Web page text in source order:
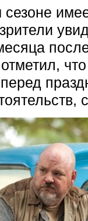
отметил,